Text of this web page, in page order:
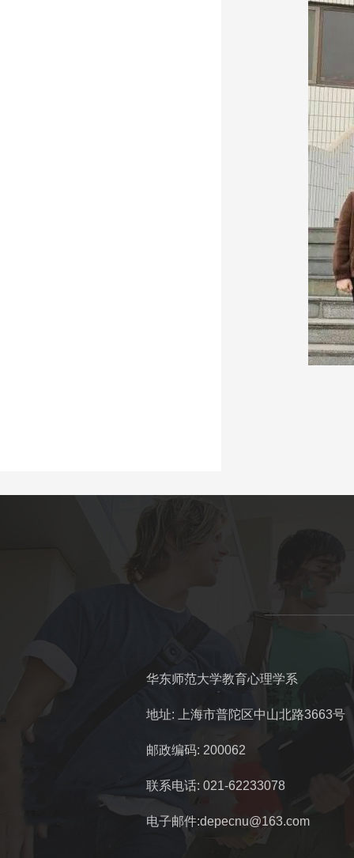
华东师范大学教育心理学系
地址: 上海市普陀区中山北路3663号
邮政编码: 200062
联系电话: 021-62233078
电子邮件:depecnu@163.com